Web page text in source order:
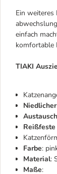
Ein weiteres
einfach
komfortable
TIAKI
Reißfeste
Farbe:
Material:
Maße: